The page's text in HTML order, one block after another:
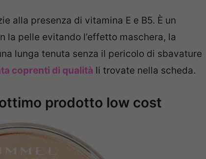
alla presenza di vitamina E e B5. È un
pelle evitando l’effetto maschera, la
lunga tenuta senza il pericolo di sbavature
coprenti di qualità li trovate nella scheda.
prodotto low cost